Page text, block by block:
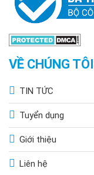
VỀ CHÚNG TÔI
TIN TỨC
Tuyển dụng
Giới thiệu
Liên hệ